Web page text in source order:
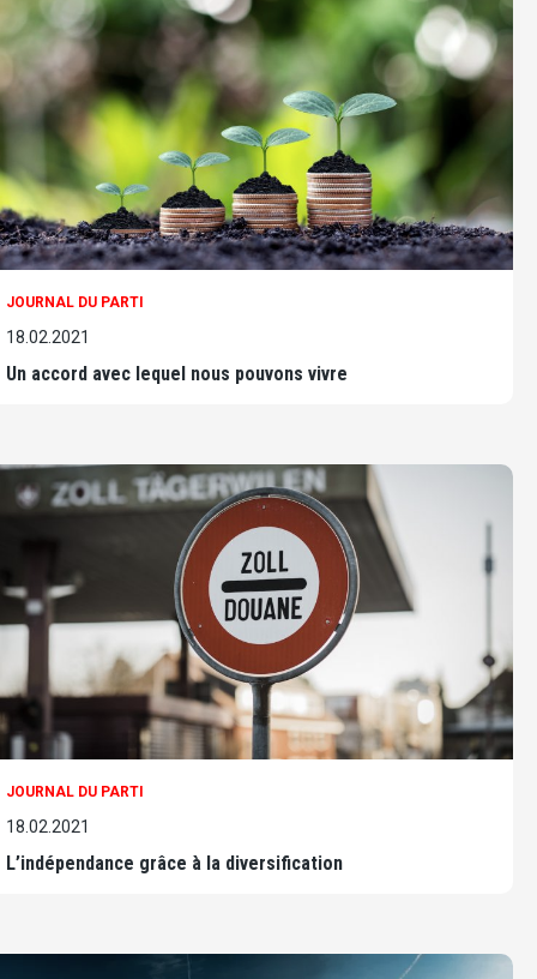
JOURNAL DU PARTI
18.02.2021
Un accord avec lequel nous pouvons vivre
JOURNAL DU PARTI
18.02.2021
L’indépendance grâce à la diversification